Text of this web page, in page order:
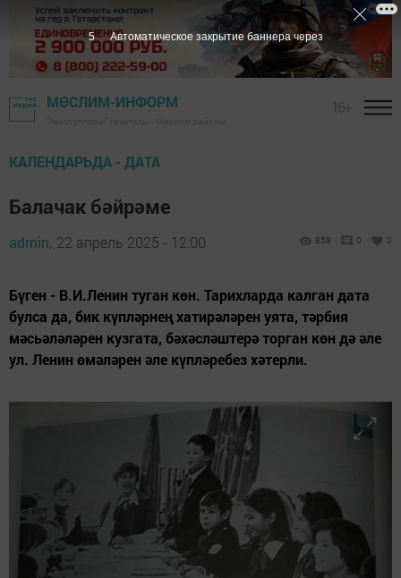
МӨСЛИМ-ИНФОРМ
КАЛЕНДАРЬДА - ДАТА
Балачак бәйрәме
admin, 22 апрель 2025 - 12:00 858 0 0
Бүген - В.И.Ленин туган көн. Тарихларда калган дата
булса да, бик күпләрнең хатирәләрен уята, тәрбия
мәсьәләләрен кузгата, бәхәсләштерә торган көн дә әле
ул. Ленин өмәләрен әле күпләребез хәтерли.
3 Автоматическое закрытие баннера через